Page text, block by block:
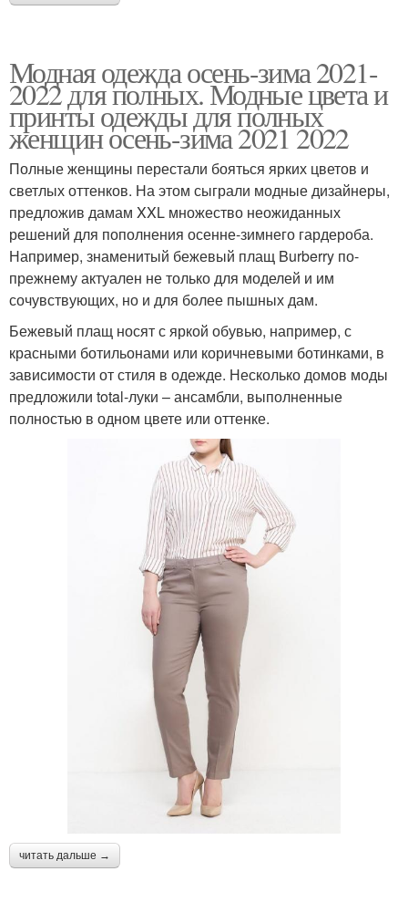
Модная одежда осень-зима 2021-
2022 для полных. Модные цвета и
принты одежды для полных
женщин осень-зима 2021 2022
Полные женщины перестали бояться ярких цветов и
светлых оттенков. На этом сыграли модные дизайнеры,
предложив дамам XXL множество неожиданных
решений для пополнения осенне-зимнего гардероба.
Например, знаменитый бежевый плащ Burberry по-
прежнему актуален не только для моделей и им
сочувствующих, но и для более пышных дам.
Бежевый плащ носят с яркой обувью, например, с
красными ботильонами или коричневыми ботинками, в
зависимости от стиля в одежде. Несколько домов моды
предложили total-луки – ансамбли, выполненные
полностью в одном цвете или оттенке.
читать дальше →